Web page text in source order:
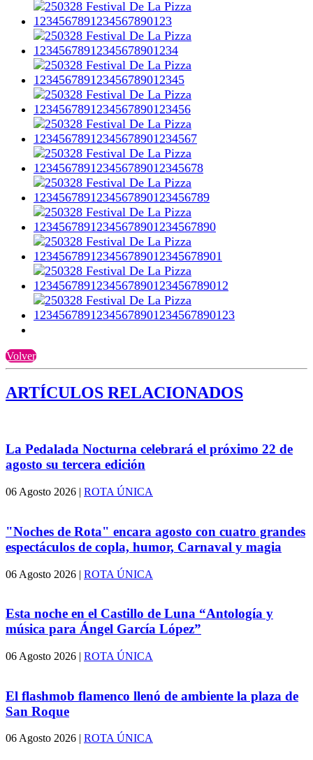
Volver
ARTÍCULOS RELACIONADOS
La Pedalada Nocturna celebrará el próximo 22 de
agosto su tercera edición
06 Agosto 2026 | ROTA ÚNICA
"Noches de Rota" encara agosto con cuatro grandes
espectáculos de copla, humor, Carnaval y magia
06 Agosto 2026 | ROTA ÚNICA
Esta noche en el Castillo de Luna “Antología y
música para Ángel García López”
06 Agosto 2026 | ROTA ÚNICA
El flashmob flamenco llenó de ambiente la plaza de
San Roque
06 Agosto 2026 | ROTA ÚNICA